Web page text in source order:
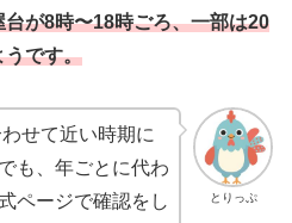
が8時〜18時ごろ、一部は20
うです。
とりっぷ
せて近い時期に
も、年ごとに代わ
ページで確認をし